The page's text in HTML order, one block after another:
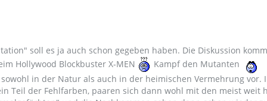
soll es ja auch schon gegeben haben. Die Diskussion
Hollywood Blockbuster X-MEN
Kampf den Mutanten
in der Natur als auch in der heimischen Vermehrung vor.
Teil der Fehlfarben, paaren sich dann wohl mit den meist weit